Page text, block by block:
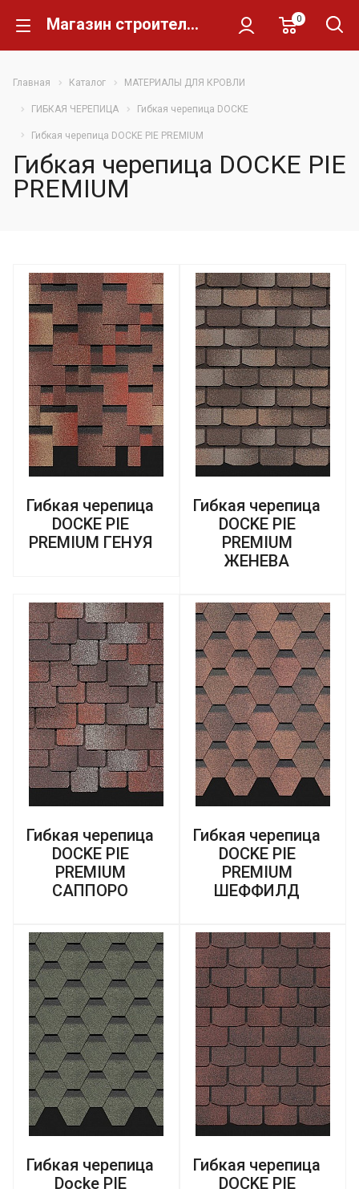
Магазин строительных материалов Склад Кирпича 0
Главная Каталог МАТЕРИАЛЫ ДЛЯ КРОВЛИ
ГИБКАЯ ЧЕРЕПИЦА Гибкая черепица DOCKE
Гибкая черепица DOCKE PIE PREMIUM
Гибкая черепица DOCKE PIE
PREMIUM
Гибкая черепица
DOCKE PIE
PREMIUM ГЕНУЯ
Гибкая черепица
DOCKE PIE
PREMIUM
ЖЕНЕВА
Гибкая черепица
DOCKE PIE
PREMIUM
САППОРО
Гибкая черепица
DOCKE PIE
PREMIUM
ШЕФФИЛД
Гибкая черепица
Docke PIE
Гибкая черепица
DOCKE PIE